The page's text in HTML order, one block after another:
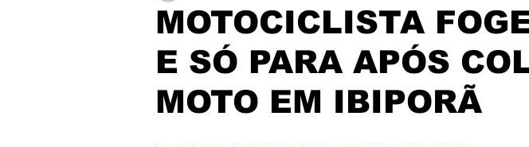
MOTOCICLISTA
E SÓ PARA APÓS
MOTO EM IBIPORÃ